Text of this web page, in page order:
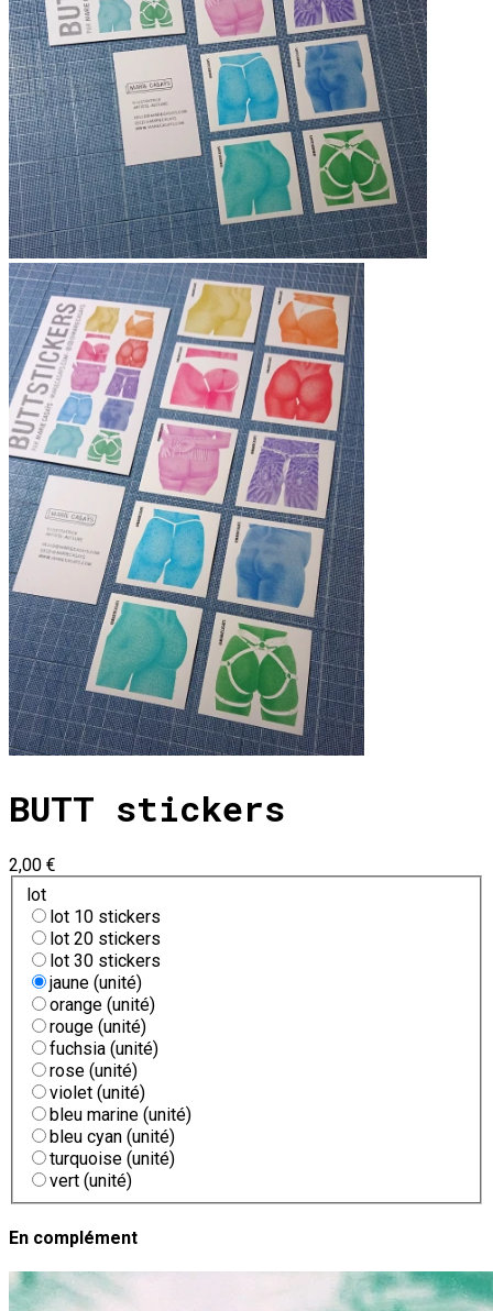
BUTT stickers
2,00 €
lot
lot 10 stickers
lot 20 stickers
lot 30 stickers
jaune (unité)
orange (unité)
rouge (unité)
fuchsia (unité)
rose (unité)
violet (unité)
bleu marine (unité)
bleu cyan (unité)
turquoise (unité)
vert (unité)
En complément